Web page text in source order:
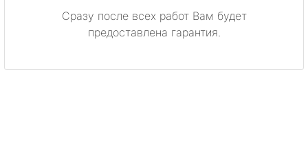
Сразу после всех работ Вам будет
предоставлена гарантия.